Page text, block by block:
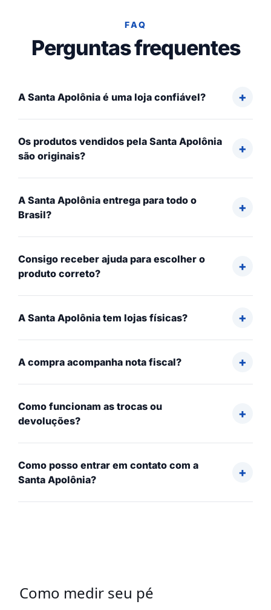
FAQ
Perguntas frequentes
A Santa Apolônia é uma loja confiável?
Os produtos vendidos pela Santa Apolônia
são originais?
A Santa Apolônia entrega para todo o
Brasil?
Consigo receber ajuda para escolher o
produto correto?
A Santa Apolônia tem lojas físicas?
A compra acompanha nota fiscal?
Como funcionam as trocas ou
devoluções?
Como posso entrar em contato com a
Santa Apolônia?
Como medir seu pé